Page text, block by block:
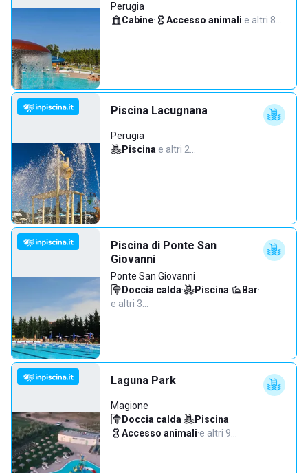
Perugia
Cabine· Accesso animali·e altri 8…
Piscina Lacugnana
Perugia
Piscina·e altri 2…
Piscina di Ponte San
Giovanni
Ponte San Giovanni
Doccia calda· Piscina· Bar·
e altri 3…
Laguna Park
Magione
Doccia calda· Piscina·
Accesso animali·e altri 9…